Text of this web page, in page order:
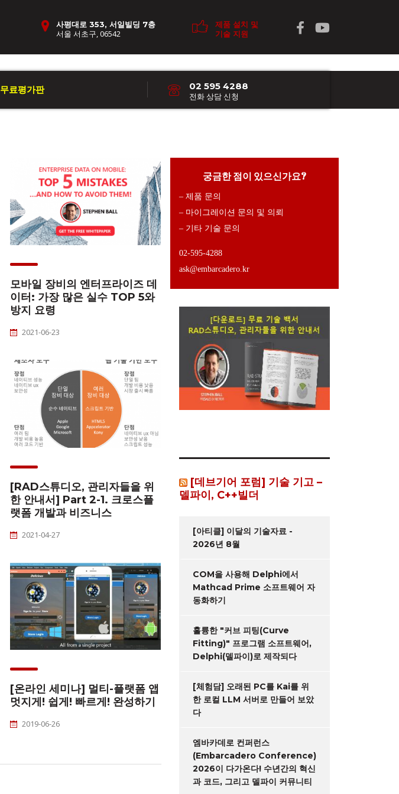
제품 설치 및
기술 지원
사평대로 353, 서일빌딩 7층
서울 서초구, 06542
무료평가판 02 595 4288
전화 상담 신청
모바일 장비의 엔터프라이즈 데
이터: 가장 많은 실수 TOP 5와
방지 요령
2021-06-23
[RAD스튜디오, 관리자들을 위
한 안내서] Part 2-1. 크로스플
랫폼 개발과 비즈니스
2021-04-27
[온라인 세미나] 멀티-플랫폼 앱
멋지게! 쉽게! 빠르게! 완성하기
2019-06-26
궁금한 점이 있으신가요?
– 제품 문의
– 마이그레이션 문의 및 의뢰
– 기타 기술 문의
02-595-4288
ask@embarcadero.kr
[데브기어 포럼] 기술 기고 –
델파이, C++빌더
[아티클] 이달의 기술자료 -
2026년 8월
COM을 사용해 Delphi에서
Mathcad Prime 소프트웨어 자
동화하기
훌륭한 "커브 피팅(Curve
Fitting)" 프로그램 소프트웨어,
Delphi(델파이)로 제작되다
[체험담] 오래된 PC를 Kai를 위
한 로컬 LLM 서버로 만들어 보았
다
엠바카데로 컨퍼런스
(Embarcadero Conference)
2026이 다가온다! 수년간의 혁신
과 코드, 그리고 델파이 커뮤니티